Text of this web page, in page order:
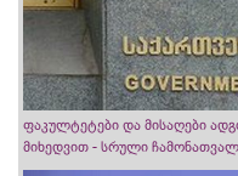
ფაკულტეტები და მისაღები
მიხედვით - სრული